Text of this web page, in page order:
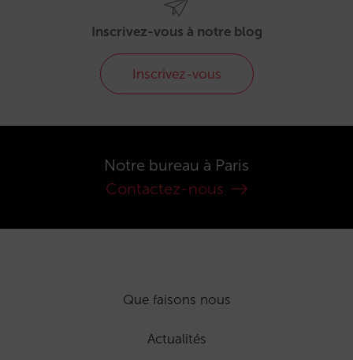
Inscrivez-vous à notre blog
Inscrivez-vous
Notre bureau à Paris
Contactez-nous
Que faisons nous
Actualités